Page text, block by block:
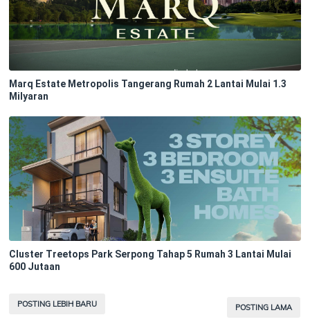
Marq Estate Metropolis Tangerang Rumah 2 Lantai Mulai 1.3
Milyaran
Cluster Treetops Park Serpong Tahap 5 Rumah 3 Lantai Mulai
600 Jutaan
POSTING LEBIH BARU POSTING LAMA